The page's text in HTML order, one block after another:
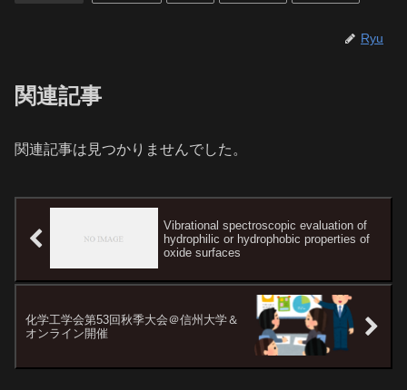
Ryu
関連記事
関連記事は見つかりませんでした。
Vibrational spectroscopic evaluation of
hydrophilic or hydrophobic properties of
oxide surfaces
化学工学会第53回秋季大会＠信州大学＆
オンライン開催